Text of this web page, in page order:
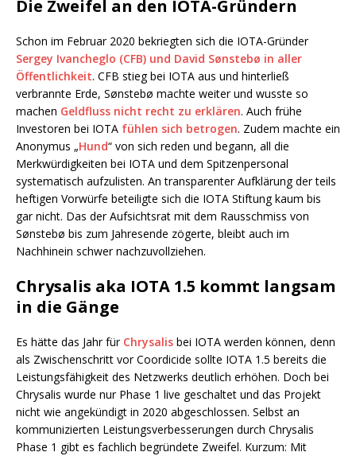
Die Zweifel an den IOTA-Gründern
Schon im Februar 2020 bekriegten sich die IOTA-Gründer
Sergey Ivancheglo (CFB) und David Sønstebø in aller
Öffentlichkeit. CFB stieg bei IOTA aus und hinterließ
verbrannte Erde, Sønstebø machte weiter und wusste so
machen Geldfluss nicht recht zu erklären. Auch frühe
Investoren bei IOTA fühlen sich betrogen. Zudem machte ein
Anonymus „Hund“ von sich reden und begann, all die
Merkwürdigkeiten bei IOTA und dem Spitzenpersonal
systematisch aufzulisten. An transparenter Aufklärung der teils
heftigen Vorwürfe beteiligte sich die IOTA Stiftung kaum bis
gar nicht. Das der Aufsichtsrat mit dem Rausschmiss von
Sønstebø bis zum Jahresende zögerte, bleibt auch im
Nachhinein schwer nachzuvollziehen.
Chrysalis aka IOTA 1.5 kommt langsam
in die Gänge
Es hätte das Jahr für Chrysalis bei IOTA werden können, denn
als Zwischenschritt vor Coordicide sollte IOTA 1.5 bereits die
Leistungsfähigkeit des Netzwerks deutlich erhöhen. Doch bei
Chrysalis wurde nur Phase 1 live geschaltet und das Projekt
nicht wie angekündigt in 2020 abgeschlossen. Selbst an
kommunizierten Leistungsverbesserungen durch Chrysalis
Phase 1 gibt es fachlich begründete Zweifel. Kurzum: Mit